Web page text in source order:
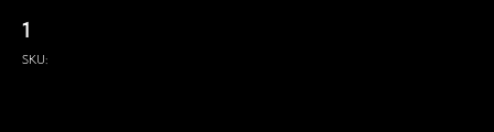
1
SKU: